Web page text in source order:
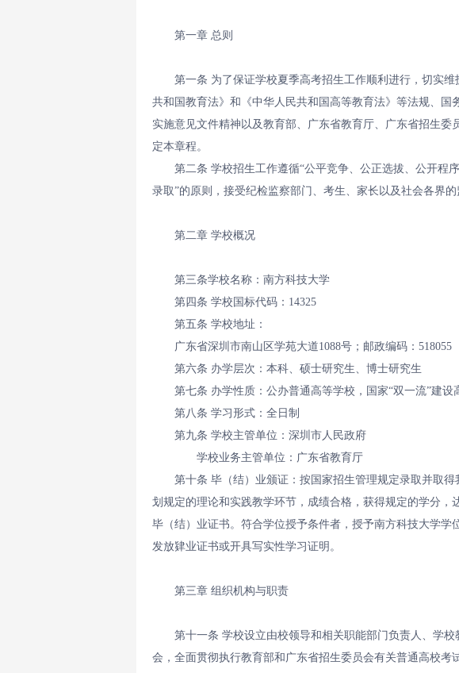
第一章 总则
第一条 为了保证学校夏季高考招生工作顺利进行，切实
共和国教育法》和《中华人民共和国高等教育法》等法规、国
实施意见文件精神以及教育部、广东省教育厅、广东省招生委
定本章程。
第二条 学校招生工作遵循“公平竞争、公正选拔、公开程
录取”的原则，接受纪检监察部门、考生、家长以及社会各界的
第二章 学校概况
第三条学校名称：南方科技大学
第四条 学校国标代码：14325
第五条 学校地址：
广东省深圳市南山区学苑大道1088号；邮政编码：518055
第六条 办学层次：本科、硕士研究生、博士研究生
第七条 办学性质：公办普通高等学校，国家“双一流”建设
第八条 学习形式：全日制
第九条 学校主管单位：深圳市人民政府
学校业务主管单位：广东省教育厅
第十条 毕（结）业颁证：按国家招生管理规定录取并取
划规定的理论和实践教学环节，成绩合格，获得规定的学分，
毕（结）业证书。符合学位授予条件者，授予南方科技大学学
发放肄业证书或开具写实性学习证明。
第三章 组织机构与职责
第十一条 学校设立由校领导和相关职能部门负责人、学
会，全面贯彻执行教育部和广东省招生委员会有关普通高校考